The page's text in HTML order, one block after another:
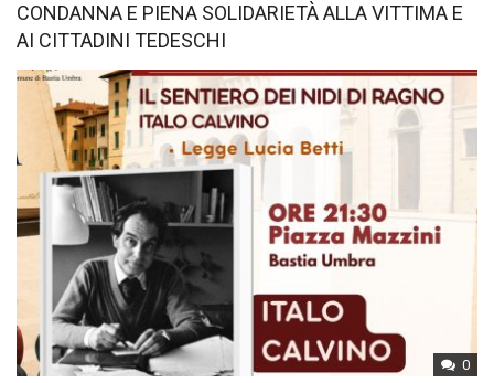
CONDANNA E PIENA SOLIDARIETÀ ALLA VITTIMA E
AI CITTADINI TEDESCHI
0